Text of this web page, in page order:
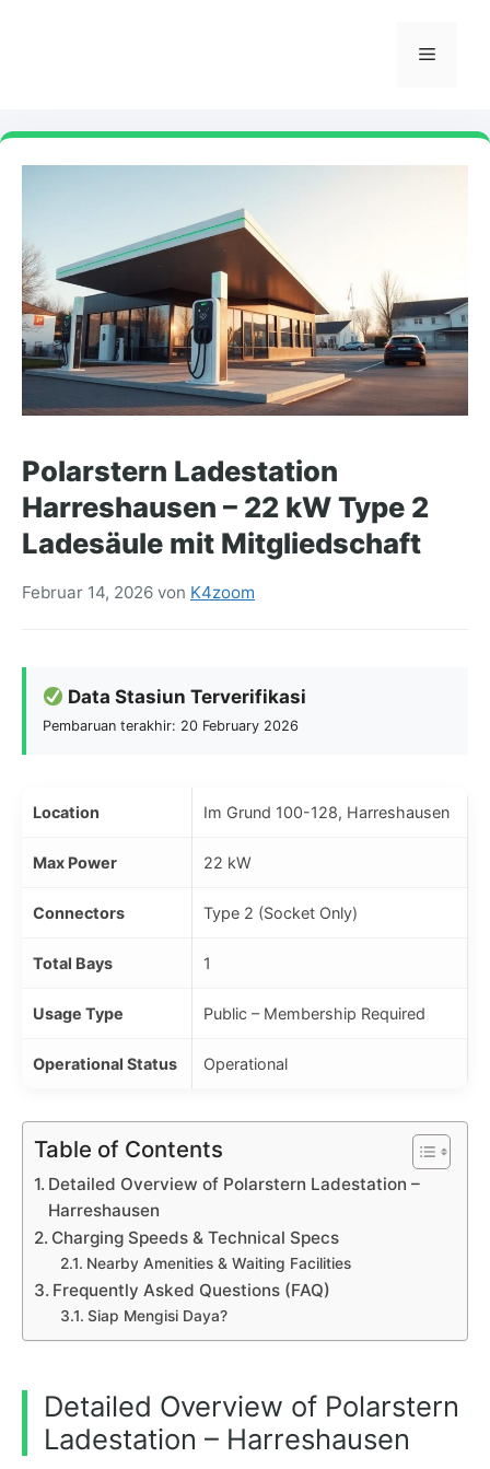
Menü
Polarstern Ladestation
Harreshausen – 22 kW Type 2
Ladesäule mit Mitgliedschaft
Februar 14, 2026 von K4zoom
Data Stasiun Terverifikasi
Pembaruan terakhir: 20 February 2026
Location Im Grund 100-128, Harreshausen
Max Power 22 kW
Connectors Type 2 (Socket Only)
Total Bays 1
Usage Type Public – Membership Required
Operational Status Operational
Table of Contents
Detailed Overview of Polarstern Ladestation –
Harreshausen
Charging Speeds & Technical Specs
Nearby Amenities & Waiting Facilities
Frequently Asked Questions (FAQ)
Siap Mengisi Daya?
Detailed Overview of Polarstern
Ladestation – Harreshausen